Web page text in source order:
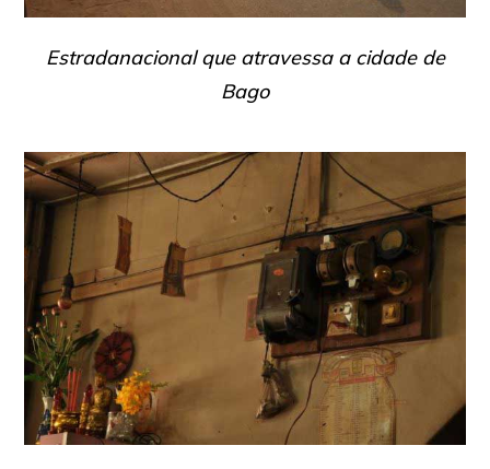
Estradanacional que atravessa a cidade de
Bago